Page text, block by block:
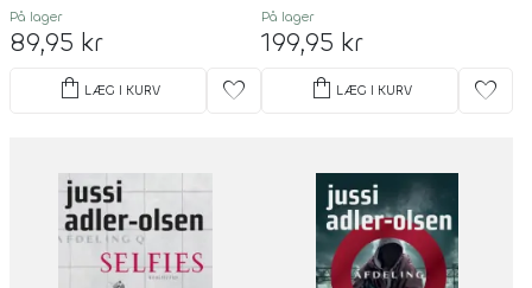
På lager
89,95 kr
shopping_bag LÆG I KURV favorite
På lager
199,95 kr
shopping_bag LÆG I KURV favorite